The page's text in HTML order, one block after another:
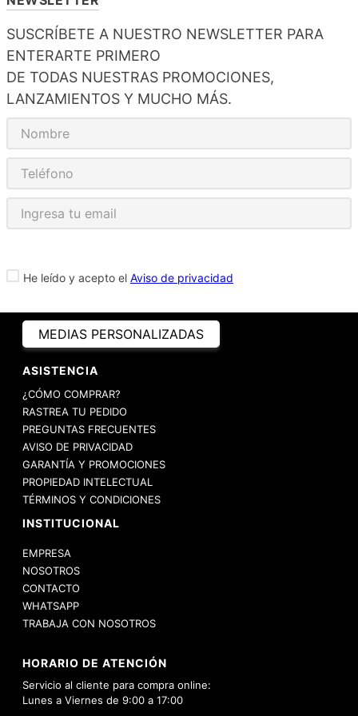
SUSCRÍBETE A NUESTRO NEWSLETTER PARA
ENTERARTE PRIMERO
DE TODAS NUESTRAS PROMOCIONES,
LANZAMIENTOS Y MUCHO MÁS.
He leído y acepto el Aviso de privacidad
MEDIAS PERSONALIZADAS
ASISTENCIA
¿CÓMO COMPRAR?
RASTREA TU PEDIDO
PREGUNTAS FRECUENTES
AVISO DE PRIVACIDAD
GARANTÍA Y PROMOCIONES
PROPIEDAD INTELECTUAL
TÉRMINOS Y CONDICIONES
INSTITUCIONAL
EMPRESA
NOSOTROS
CONTACTO
WHATSAPP
TRABAJA CON NOSOTROS
HORARIO DE ATENCIÓN
Servicio al cliente para compra online:
Lunes a Viernes de 9:00 a 17:00